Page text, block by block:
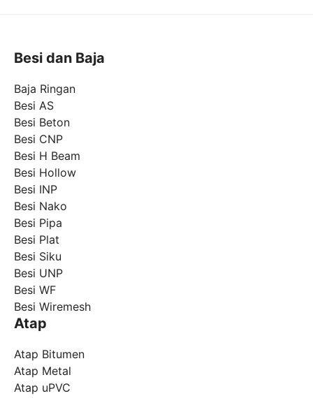
Besi dan Baja
Baja Ringan
Besi AS
Besi Beton
Besi CNP
Besi H Beam
Besi Hollow
Besi INP
Besi Nako
Besi Pipa
Besi Plat
Besi Siku
Besi UNP
Besi WF
Besi Wiremesh
Atap
Atap Bitumen
Atap Metal
Atap uPVC